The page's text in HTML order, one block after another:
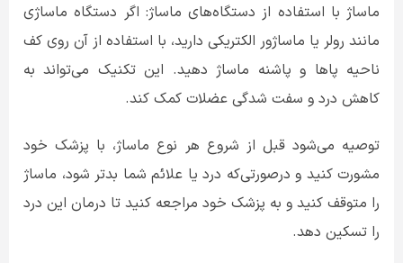
ماساژ با استفاده از دستگاه‌های ماساژ: اگر دستگاه ماساژی
مانند رولر یا ماساژور الکتریکی دارید، با استفاده از آن روی کف
ناحیه پاها و پاشنه ماساژ دهید. این تکنیک می‌تواند به
کاهش درد و سفت شدگی عضلات کمک کند.
توصیه می‌شود قبل از شروع هر نوع ماساژ، با پزشک خود
مشورت کنید و درصورتی‌که درد یا علائم شما بدتر شود، ماساژ
را متوقف کنید و به پزشک خود مراجعه کنید تا درمان این درد
را تسکین دهد.